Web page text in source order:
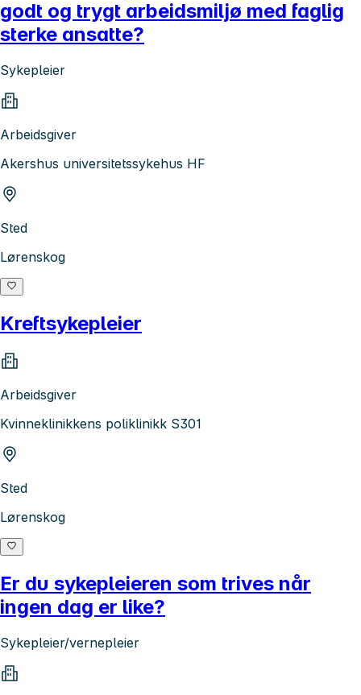
godt og trygt arbeidsmiljø med faglig
sterke ansatte?
Sykepleier
Arbeidsgiver
Akershus universitetssykehus HF
Sted
Lørenskog
Kreftsykepleier
Arbeidsgiver
Kvinneklinikkens poliklinikk S301
Sted
Lørenskog
Er du sykepleieren som trives når
ingen dag er like?
Sykepleier/vernepleier